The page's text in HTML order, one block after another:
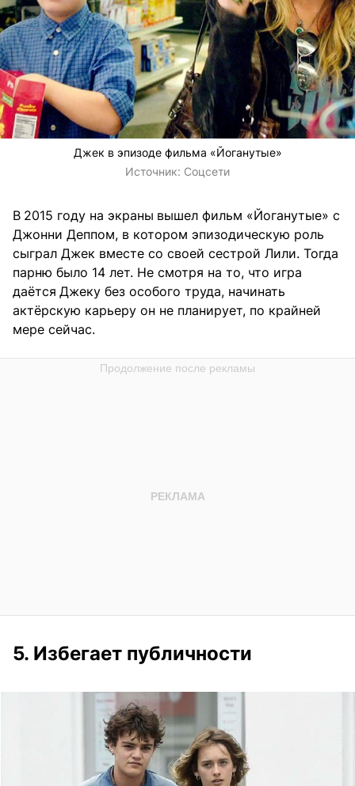
Джек в эпизоде фильма «Йоганутые»
Источник: Соцсети
В 2015 году на экраны вышел фильм «Йоганутые» с
Джонни Деппом, в котором эпизодическую роль
сыграл Джек вместе со своей сестрой Лили. Тогда
парню было 14 лет. Не смотря на то, что игра
даётся Джеку без особого труда, начинать
актёрскую карьеру он не планирует, по крайней
мере сейчас.
5. Избегает публичности